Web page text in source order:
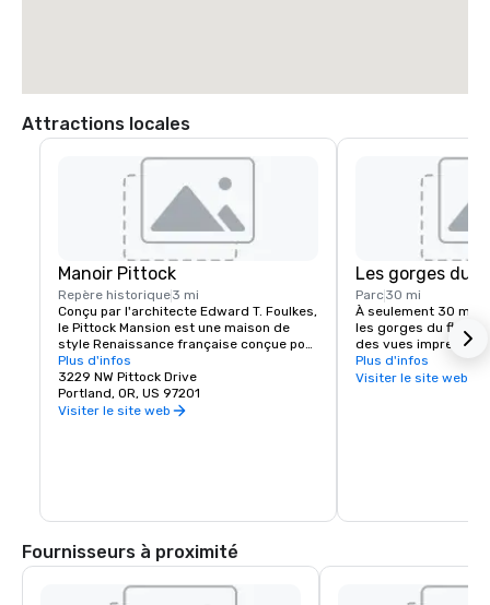
Attractions locales
Manoir Pittock
Repère historique3 mi
Conçu par l'architecte Edward T. Foulkes,
le Pittock Mansion est une maison de
style Renaissance française conçue pour
capturer la vue sur le centre-ville de
Portland et les montagnes des
Cascades. Construit en 1912 pour le
rédacteur en chef du journal The
Plus d'infos
3229 NW Pittock Drive
Portland, OR, US 97201
Visiter le site web
Les gorges du
Parc30 mi
À seulement 30
les gorges du fleuve
des vues
randonnée et de
cascades. Parmi les
Plus d'infos
Visiter le site web
Fournisseurs à proximité